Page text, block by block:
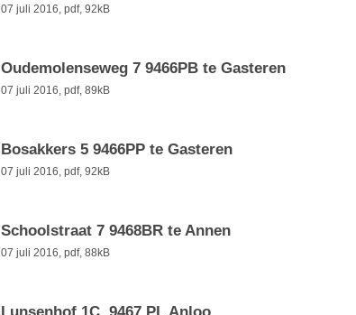
07 juli 2016, pdf, 92kB
Oudemolenseweg 7 9466PB te Gasteren
07 juli 2016, pdf, 89kB
Bosakkers 5 9466PP te Gasteren
07 juli 2016, pdf, 92kB
Schoolstraat 7 9468BR te Annen
07 juli 2016, pdf, 88kB